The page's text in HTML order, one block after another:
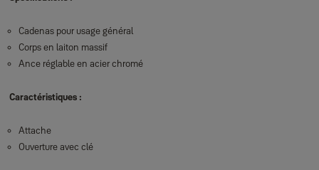
Cadenas pour usage général
Corps en laiton massif
Ance réglable en acier chromé
Caractéristiques :
Attache
Ouverture avec clé